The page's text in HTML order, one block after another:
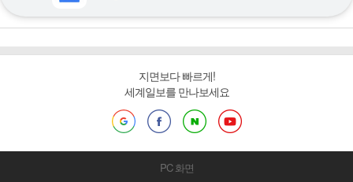
지면보다 빠르게!
세계일보를 만나보세요
PC 화면